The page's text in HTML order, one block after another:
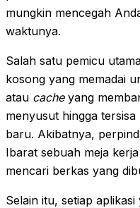
mungkin mencegah
waktunya.
Salah satu pemicu
kosong yang memadai
atau cacheyang
menyusut hingga
baru. Akibatnya,
Ibarat sebuah meja
mencari berkas yang
Selain itu, setiap